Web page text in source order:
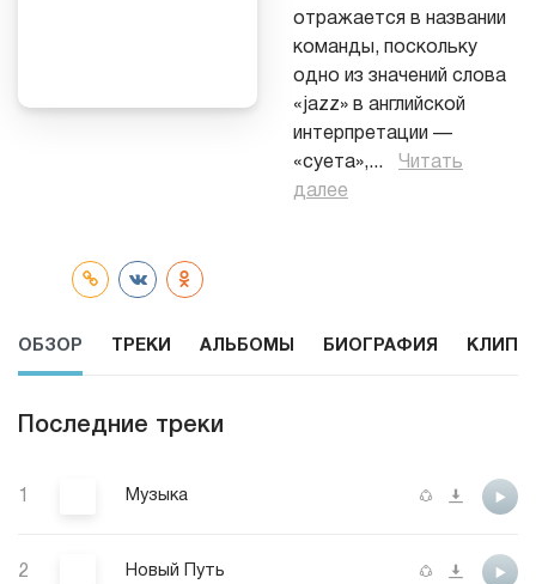
отражается в названии
команды, поскольку
одно из значений слова
«jazz» в английской
интерпретации —
«суета»,...
Читать
далее
ОБЗОР ТРЕКИ АЛЬБОМЫ БИОГРАФИЯ КЛИПЫ
Последние треки
Музыка
2 Новый Путь